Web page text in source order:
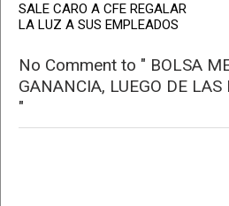
SALE CARO A CFE REGALAR
LA LUZ A SUS EMPLEADOS
No Comment to " BOLSA
GANANCIA, LUEGO DE LAS
"